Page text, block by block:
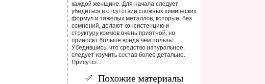
каждой женщине. Для начала следует
убедиться в отсутствии сложных химических
формул и тяжелых металлов, которые, без
сомнений, делают консистенцию и
структуру кремов очень приятной, но
приносят больше вреда чем пользы.
Убедившись, что средство натуральное,
следует изучить состав более детально.
Присутст...
Похожие материалы